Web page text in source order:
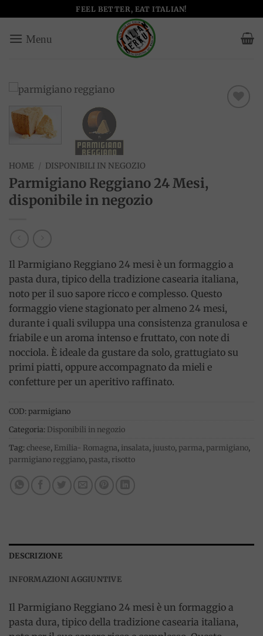
ai
contenuti
FEEL BETTER, EAT ITALIAN!
HOME / DISPONIBILI IN NEGOZIO
Parmigiano Reggiano 24 Mesi,
disponibile in negozio
Il Parmigiano Reggiano 24 mesi è un formaggio a
pasta dura, tipico della tradizione casearia italiana,
noto per il suo sapore ricco e complesso. Questo
formaggio viene stagionato per almeno 24 mesi,
durante i quali sviluppa una consistenza granulosa e
friabile e un aroma intenso e fruttato, con note di
nocciola. È ideale da gustare da solo, grattugiato su
primi piatti, oppure accompagnato da mieli e
confetture per un aperitivo raffinato.
COD: parmigiano
Categoria: Disponibili in negozio
Tag: cheese, Emilia- Romagna, insalata, juusto, parma, parmigiano,
parmigiano reggiano, pasta, risotto
DESCRIZIONE
INFORMAZIONI AGGIUNTIVE
Il Parmigiano Reggiano 24 mesi è un formaggio a
pasta dura, tipico della tradizione casearia italiana,